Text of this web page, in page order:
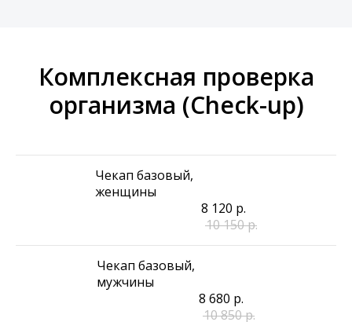
Комплексная проверка
организма (Check-up)
Чекап базовый,
женщины
8 120 р.
10 150р.
Чекап базовый,
мужчины
8 680 р.
10 850р.